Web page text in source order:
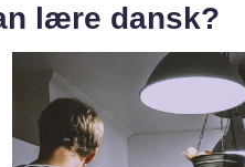
lære dansk?